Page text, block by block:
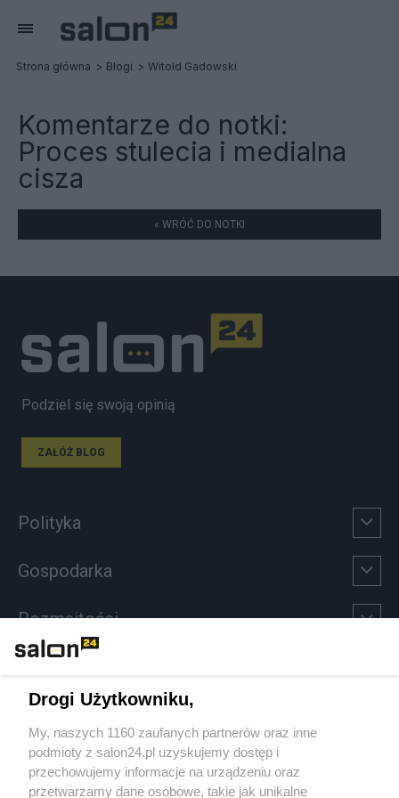
Strona główna Blogi Witold Gadowski
Komentarze do notki:
Proces stulecia i medialna
cisza
« WRÓĆ DO NOTKI
Podziel się swoją opinią
ZAŁÓŻ BLOG
Polityka
Gospodarka
Rozmaitości
Sport
Społeczeństwo
Drogi Użytkowniku,
My, naszych 1160 zaufanych partnerów oraz inne
podmioty z salon24.pl uzyskujemy dostęp i
przechowujemy informacje na urządzeniu oraz
przetwarzamy dane osobowe, takie jak unikalne